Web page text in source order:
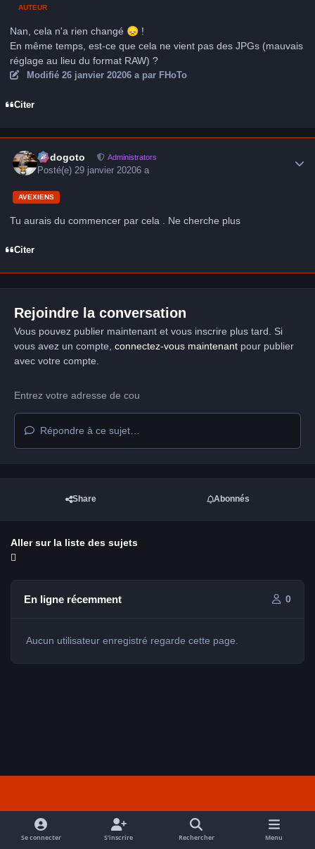
AUTEUR
Nan, cela n'a rien changé 😞 !
En même temps, est-ce que cela ne vient pas des JPGs (mauvais
réglage au lieu du format RAW) ?
Modifié 26 janvier 20206 apar FHoTo
Citer
frédogoto Administrators
Posté(e) 29 janvier 20206 a
AVEXIENS
Tu aurais du commencer par cela . Ne cherche plus
Citer
Rejoindre la conversation
Vous pouvez publier maintenant et vous inscrire plus tard. Si
vous avez un compte, connectez-vous maintenantpour publier
avec votre compte.
Répondre à ce sujet…
Share Abonnés
Aller sur la liste des sujets
En ligne récemment 0
Aucun utilisateur enregistré regarde cette page.
f
a
Se connecter S’inscrire Rechercher Menu